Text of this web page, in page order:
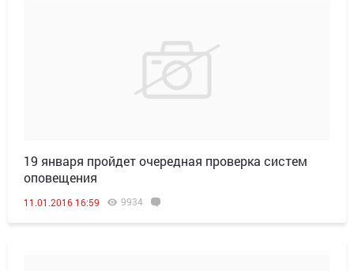
19 января пройдет очередная проверка систем
оповещения
11.01.2016 16:59 9934